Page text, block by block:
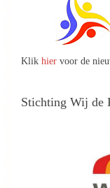
Klik hier voor de
Stichting Wij de